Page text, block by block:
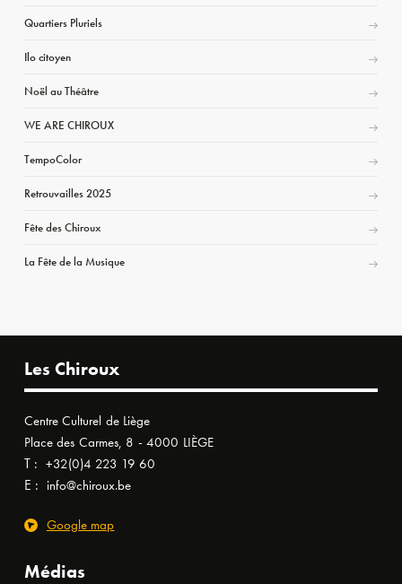
Quartiers Pluriels
Ilo citoyen
Noël au Théâtre
WE ARE CHIROUX
TempoColor
Retrouvailles 2025
Fête des Chiroux
La Fête de la Musique
Les Chiroux
Centre Culturel de Liège
Place des Carmes, 8 - 4000 LIÈGE
T : +32(0)4 223 19 60
E : info@chiroux.be
Google map
Médias